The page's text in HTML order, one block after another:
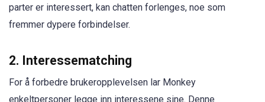
parter er interessert, kan chatten forlenges, noe som
fremmer dypere forbindelser.
2. Interessematching
For å forbedre brukeropplevelsen lar Monkey
enkeltpersoner legge inn interessene sine. Denne